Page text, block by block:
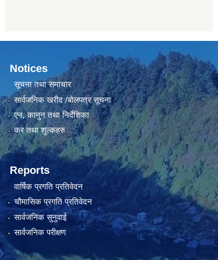
Notices
सूचना तथा समाचार
सार्वजनिक खरीद /बोलपत्र सूचना
एन, कानुन तथा निर्देशिका
कर तथा शुल्कहरु
Reports
वार्षिक प्रगति प्रतिवेदन
चौमासिक प्रगति प्रतिवेदन
सार्वजनिक सुनुवाई
सार्वजनिक परीक्षण